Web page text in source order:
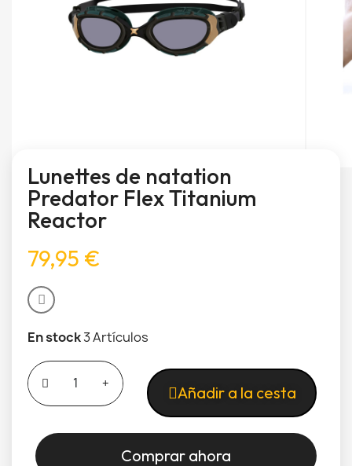
Lunettes de natation
Predator Flex Titanium
Reactor
79,95 €
En stock3 Artículos
Añadir a la cesta
Comprar ahora